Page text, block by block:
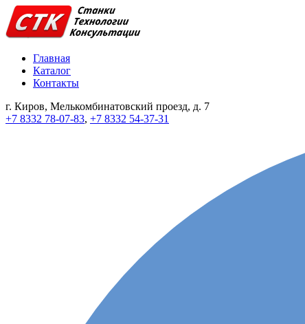
Главная
Каталог
Контакты
г. Киров, Мелькомбинатовский проезд, д. 7
+7 8332 78-07-83, +7 8332 54-37-31